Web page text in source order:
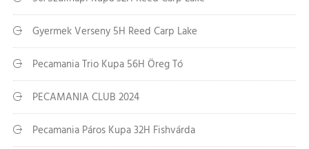
Gyermek Verseny 5H Reed Carp Lake
Pecamania Trio Kupa 56H Öreg Tó
PECAMANIA CLUB 2024
Pecamania Páros Kupa 32H Fishvárda